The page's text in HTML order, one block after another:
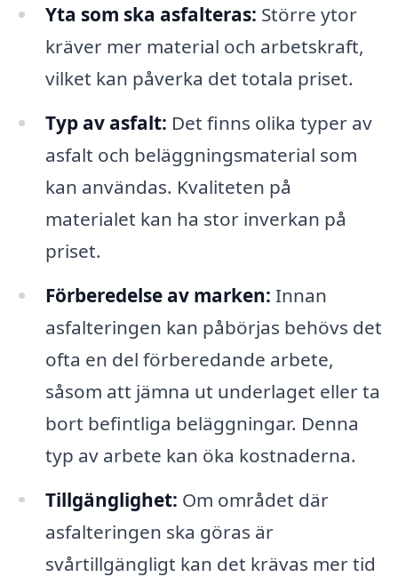
Yta som ska asfalteras: Större ytor
kräver mer material och arbetskraft,
vilket kan påverka det totala priset.
Typ av asfalt: Det finns olika typer av
asfalt och beläggningsmaterial som
kan användas. Kvaliteten på
materialet kan ha stor inverkan på
priset.
Förberedelse av marken: Innan
asfalteringen kan påbörjas behövs det
ofta en del förberedande arbete,
såsom att jämna ut underlaget eller ta
bort befintliga beläggningar. Denna
typ av arbete kan öka kostnaderna.
Tillgänglighet: Om området där
asfalteringen ska göras är
svårtillgängligt kan det krävas mer tid